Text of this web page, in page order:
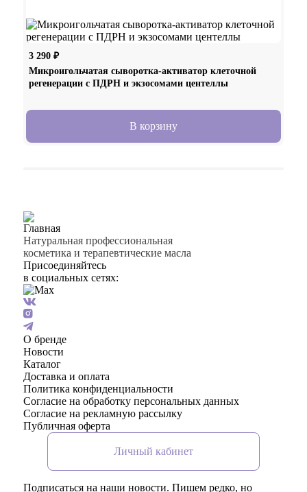
3 290 ₽
Микроигольчатая сыворотка-активатор клеточной
регенерации с ПДРН и экзосомами центеллы
В корзину
Натуральная профессиональная
косметика и терапевтические масла
Присоединяйтесь
в социальных сетях:
О бренде
Новости
Каталог
Доставка и оплата
Политика конфиденциальности
Согласие на обработку персональных данных
Согласие на рекламную рассылку
Публичная оферта
Личный кабинет
Подписаться на наши новости. Пишем редко, но